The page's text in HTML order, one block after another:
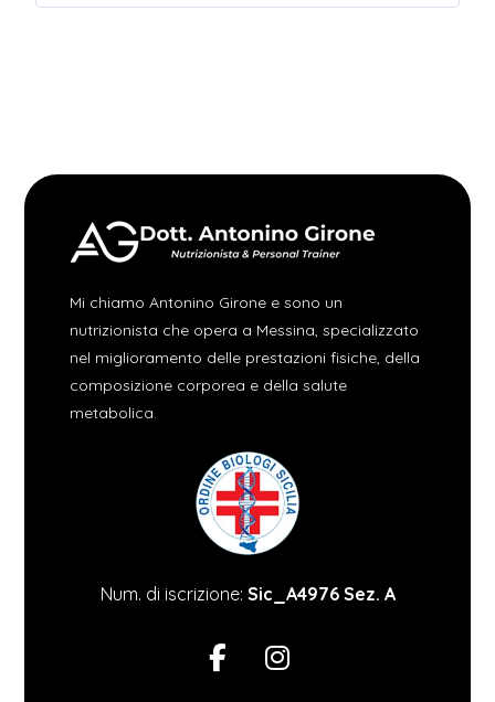
Mi chiamo Antonino Girone e sono un
nutrizionista che opera a Messina, specializzato
nel miglioramento delle prestazioni fisiche, della
composizione corporea e della salute
metabolica.
Num. di iscrizione: Sic_A4976 Sez. A